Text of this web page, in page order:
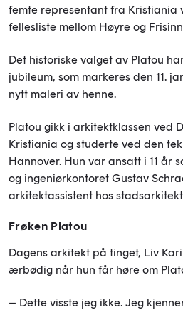
femte representant fra Kristiania
fellesliste mellom Høyre og
Det historiske valget av Platou
jubileum, som markeres den 11.
nytt maleri av henne.
Platou gikk i arkitektklassen ved
Kristiania og studerte ved den
Hannover. Hun var ansatt i 11 år
og ingeniørkontoret Gustav
arkitektassistent hos
Frøken Platou
Dagens arkitekt på tinget, Liv
ærbødig når hun får høre om
– Dette visste jeg ikke. Jeg